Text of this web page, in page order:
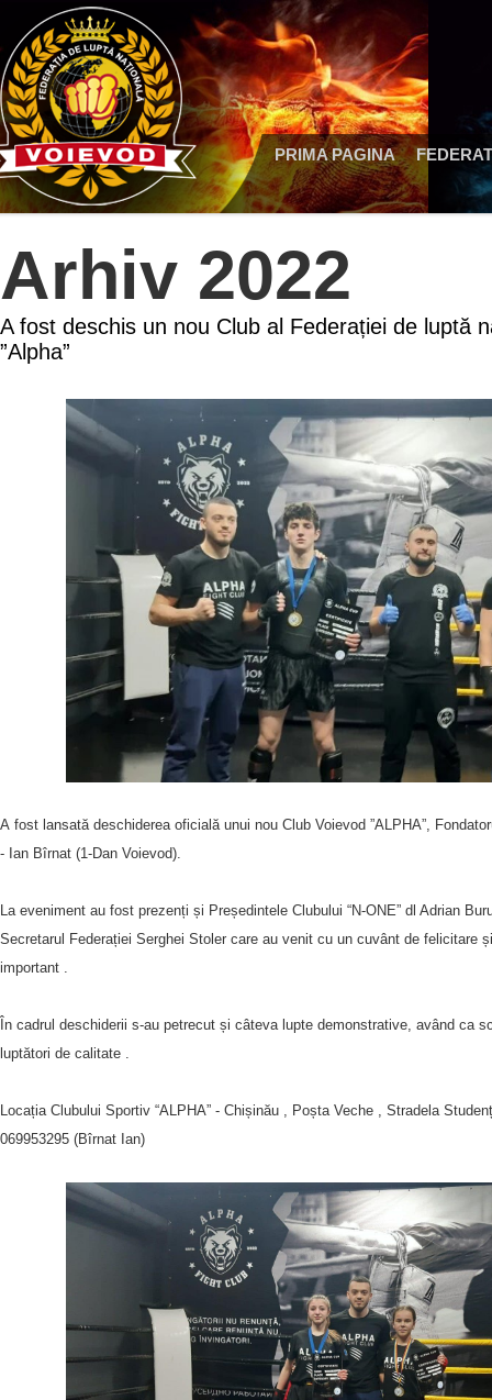
PRIMA PAGINA
Arhiv 2022
A fost deschis un nou Club al Federației de luptă
”Alpha”
А fost lansată deschiderea oficială unui nou Club Voievod ”ALPHA”,
- Ian Bîrnat (1-Dan Voievod).
La eveniment au fost prezenți și Președintele Clubului “N-ONE” dl Adrian
Secretarul Federației Serghei Stoler care au venit cu un cuvânt de felicitare
important .
În cadrul deschiderii s-au petrecut și câteva lupte demonstrative, având ca
luptători de calitate .
Locația Clubului Sportiv “ALPHA” - Chișinău , Poșta Veche , Stradela
069953295 (Bîrnat Ian)